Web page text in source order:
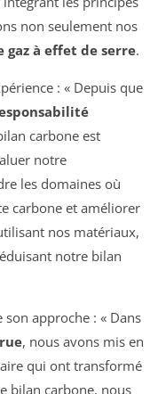
non seulement nos
gaz à effet de serre.
: « Depuis que
carbone est
notre
les domaines où
carbone et améliorer
nos matériaux,
notre bilan
approche : « Dans
, nous avons mis en
qui ont transformé
bilan carbone, nous